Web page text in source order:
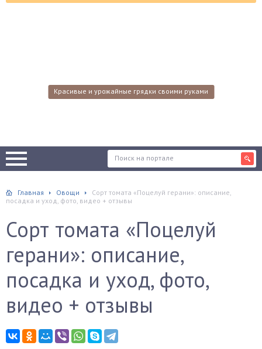
Красивые и урожайные грядки своими руками
Главная Овощи
Сорт томата «Поцелуй герани»: описание,
посадка и уход, фото, видео + отзывы
Сорт томата «Поцелуй
герани»: описание,
посадка и уход, фото,
видео + отзывы